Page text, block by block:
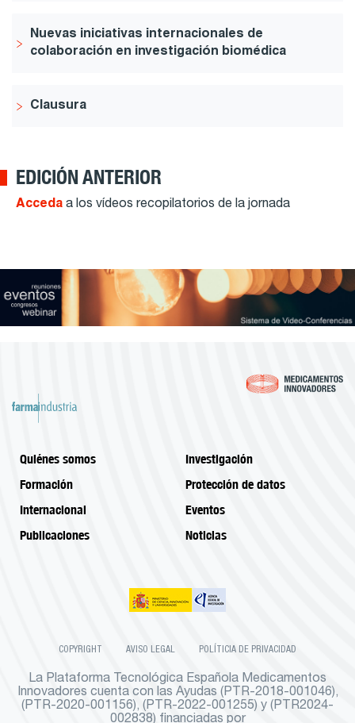
Nuevas iniciativas internacionales de
colaboración en investigación biomédica
Clausura
EDICIÓN ANTERIOR
Acceda a los vídeos recopilatorios de la jornada
Quiénes somos
Investigación
Formación
Protección de datos
Internacional
Eventos
Publicaciones
Noticias
COPYRIGHT AVISO LEGAL POLÍTICIA DE PRIVACIDAD
La Plataforma Tecnológica Española Medicamentos
Innovadores cuenta con las Ayudas (PTR-2018-001046),
(PTR-2020-001156), (PTR-2022-001255) y (PTR2024-
002838) financiadas por